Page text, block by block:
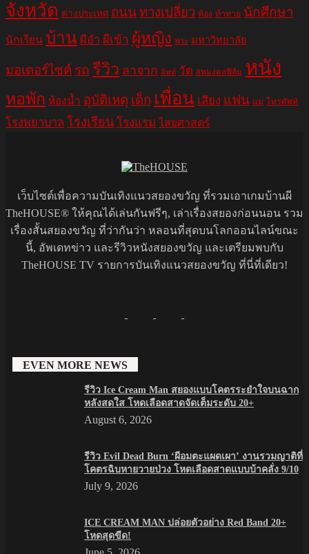
จังหวัด ต่างประเทศ ถนนทางเปลี่ยว ท้อง ท้าทาย นักศึกษา
นักเรียน บ้าน ผีอำ ผีเข้า ผู้หญิง พระ มหาวิทยาลัย
มอเตอร์ไซค์ รถ รีวิว ลาจาก ลิฟท์ วัด สหมงคลฟิล์ม หนัง
หอพัก ห้องน้ำ อุบัติเหตุ เด็ก เพื่อน เสียง แฟน แม่ โทรศัพท์
โรงพยาบาล โรงเรียน โรงแรม ไสยศาสตร์
เว็บไซต์เพื่อความบันเทิงแนวสยองขวัญ ที่รวมเอาเกมบ้านผี
TheHOUSE® ให้คุณได้เล่นกันฟรีๆ, เล่าเรื่องสยองก่อนนอน รวม
เรื่องสั้นสยองขวัญ ที่ว่ากันว่า หลอนที่สุดบนโลกออนไลน์ขณะ
นี้, อัพเดทข่าว และรีวิวหนังสยองขวัญ และเตรียมพบกับ
TheHOUSE TV รายการบันเทิงแนวสยองขวัญ ที่นี่ที่เดียว!
EVEN MORE NEWS
รีวิว Ice Cream Man สยองแบบโคตรระยำใจบนฉาก
หลังสดใส โหดเลือดสาดจัดเต็มระดับ 20+
August 6, 2026
รีวิว Evil Dead Burn ‘ผีอมตะแผดเผา’ งานรวมญาติที่
โคตรฉิบหายวายป่วง โหดเลือดสาดแบบบ้าคลั่ง 9/10
July 9, 2026
ICE CREAM MAN ปล่อยตัวอย่าง Red Band 20+
โหดสุดขีด!